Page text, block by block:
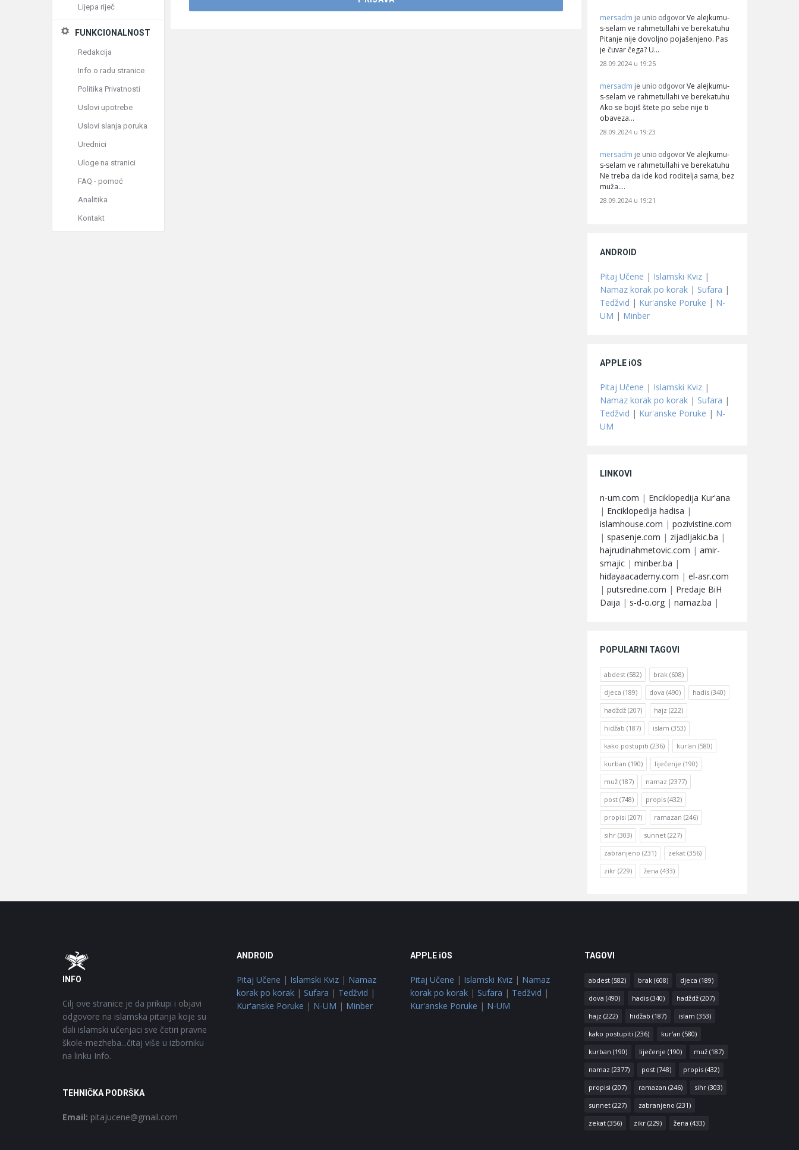
mersadm je unio odgovor Ve alejkumu-
s-selam ve rahmetullahi ve berekatuhu
Pitanje nije dovoljno pojašenjeno. Pas
je čuvar čega? U…
28.09.2024 u 19:25
mersadm je unio odgovor Ve alejkumu-
s-selam ve rahmetullahi ve berekatuhu
Ako se bojiš štete po sebe nije ti
obaveza…
28.09.2024 u 19:23
mersadm je unio odgovor Ve alejkumu-
s-selam ve rahmetullahi ve berekatuhu
Ne treba da ide kod roditelja sama, bez
muža.…
28.09.2024 u 19:21
ANDROID
Pitaj Učene | Islamski Kviz |
Namaz korak po korak | Sufara |
Tedžvid | Kur'anske Poruke | N-
UM | Minber
APPLE iOS
Pitaj Učene | Islamski Kviz |
Namaz korak po korak | Sufara |
Tedžvid | Kur'anske Poruke | N-
UM
LINKOVI
n-um.com | Enciklopedija Kur'ana
| Enciklopedija hadisa |
islamhouse.com | pozivistine.com
| spasenje.com | zijadljakic.ba |
hajrudinahmetovic.com | amir-
smajic | minber.ba |
hidayaacademy.com | el-asr.com
| putsredine.com | Predaje BiH
Daija | s-d-o.org | namaz.ba |
POPULARNI TAGOVI
abdest (582) brak (608)
djeca (189) dova (490) hadis (340)
hadždž (207) hajz (222)
hidžab (187) islam (353)
kako postupiti (236) kur'an (580)
kurban (190) liječenje (190)
muž (187) namaz (2377)
post (748) propis (432)
propisi (207) ramazan (246)
sihr (303) sunnet (227)
zabranjeno (231) zekat (356)
zikr (229) žena (433)
Lijepa riječ
FUNKCIONALNOST
Redakcija
Info o radu stranice
Politika Privatnosti
Uslovi upotrebe
Uslovi slanja poruka
Urednici
Uloge na stranici
FAQ - pomoć
Analitika
Kontakt
Footer
INFO
Cilj ove stranice je da prikupi i objavi
odgovore na islamska pitanja koje su
dali islamski učenjaci sve četiri pravne
škole-mezheba...čitaj više u izborniku
na linku Info.
TEHNIČKA PODRŠKA
Email: pitajucene@gmail.com
ANDROID
Pitaj Učene | Islamski Kviz| Namaz
korak po korak| Sufara | Tedžvid |
Kur'anske Poruke | N-UM | Minber
APPLE iOS
Pitaj Učene | Islamski Kviz | Namaz
korak po korak | Sufara | Tedžvid |
Kur'anske Poruke | N-UM
TAGOVI
abdest(582) brak(608) djeca (189)
dova (490) hadis(340) hadždž(207)
hajz (222) hidžab (187) islam (353)
kako postupiti (236) kur'an (580)
kurban (190) liječenje (190) muž(187)
namaz (2377) post(748) propis(432)
propisi (207) ramazan (246) sihr(303)
sunnet(227) zabranjeno (231)
zekat(356) zikr(229) žena (433)